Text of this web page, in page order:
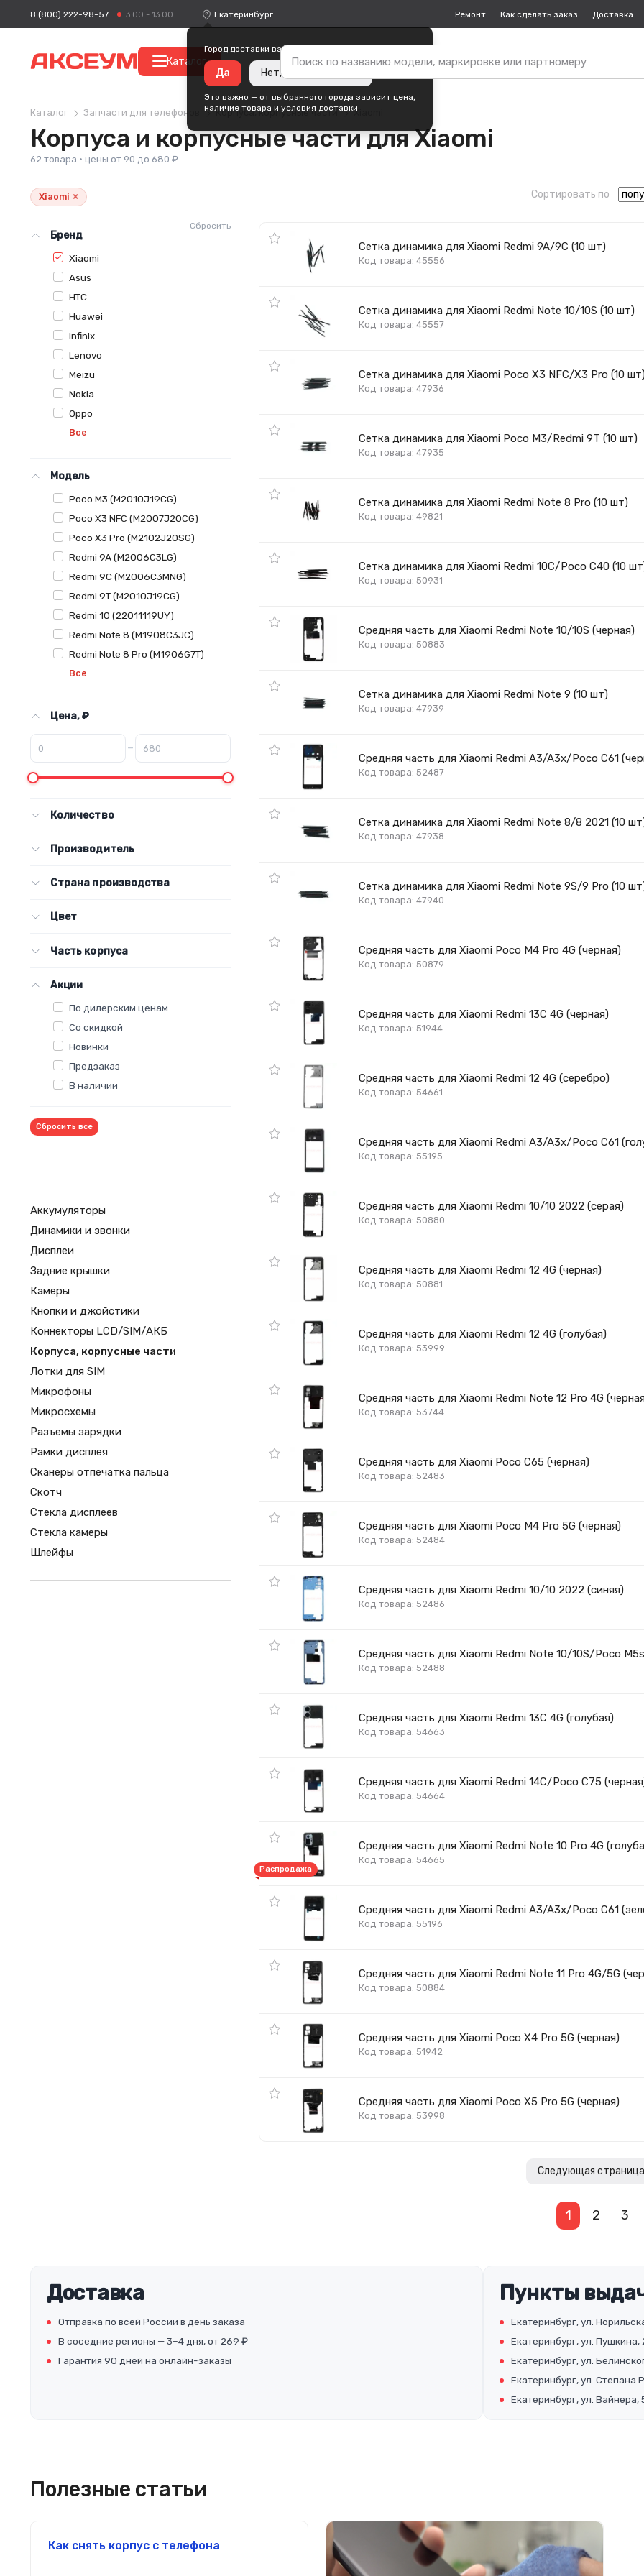
8 (800) 222-98-57 3:00 - 13:00 Екатеринбург
Город доставки ваших покупок —
Да Нет, изменить город
Это важно — от выбранного города зависит цена,
наличие товара и условия доставки
Ремонт Как сделать заказ Доставка
Каталог
Каталог Запчасти для телефонов Корпуса, корпусные части Xiaomi
Корпуса и корпусные части для Xiaomi
62 товара · цены от 90 до 680 ₽
Xiaomi ×
Сбросить
Бренд
Xiaomi
Asus
HTC
Huawei
Infinix
Lenovo
Meizu
Nokia
Oppo
Все
Модель
Poco M3 (M2010J19CG)
Poco X3 NFC (M2007J20CG)
Poco X3 Pro (M2102J20SG)
Redmi 9A (M2006C3LG)
Redmi 9C (M2006C3MNG)
Redmi 9T (M2010J19CG)
Redmi 10 (22011119UY)
Redmi Note 8 (M1908C3JC)
Redmi Note 8 Pro (M1906G7T)
Все
Цена, ₽
–
Количество
Производитель
Страна производства
Цвет
Часть корпуса
Акции
По дилерским ценам
Со скидкой
Новинки
Предзаказ
В наличии
Сбросить все
Аккумуляторы
Динамики и звонки
Дисплеи
Задние крышки
Камеры
Кнопки и джойстики
Коннекторы LCD/SIM/АКБ
Корпуса, корпусные части
Лотки для SIM
Микрофоны
Микросхемы
Разъемы зарядки
Рамки дисплея
Сканеры отпечатка пальца
Скотч
Стекла дисплеев
Стекла камеры
Шлейфы
Сортировать по
Сетка динамика для Xiaomi Redmi 9A/9C (10 шт)
Код товара: 45556
Сетка динамика для Xiaomi Redmi Note 10/10S (10 шт)
Код товара: 45557
Сетка динамика для Xiaomi Poco X3 NFC/X3 Pro (10
Код товара: 47936
Сетка динамика для Xiaomi Poco M3/Redmi 9T (10 шт)
Код товара: 47935
Сетка динамика для Xiaomi Redmi Note 8 Pro (10 шт)
Код товара: 49821
Сетка динамика для Xiaomi Redmi 10C/Poco C40 (10
Код товара: 50931
Средняя часть для Xiaomi Redmi Note 10/10S (черная)
Код товара: 50883
Сетка динамика для Xiaomi Redmi Note 9 (10 шт)
Код товара: 47939
Средняя часть для Xiaomi Redmi A3/A3x/Poco C61
Код товара: 52487
Сетка динамика для Xiaomi Redmi Note 8/8 2021 (10
Код товара: 47938
Сетка динамика для Xiaomi Redmi Note 9S/9 Pro (10
Код товара: 47940
Средняя часть для Xiaomi Poco M4 Pro 4G (черная)
Код товара: 50879
Средняя часть для Xiaomi Redmi 13C 4G (черная)
Код товара: 51944
Средняя часть для Xiaomi Redmi 12 4G (серебро)
Код товара: 54661
Средняя часть для Xiaomi Redmi A3/A3x/Poco C61
Код товара: 55195
Средняя часть для Xiaomi Redmi 10/10 2022 (серая)
Код товара: 50880
Средняя часть для Xiaomi Redmi 12 4G (черная)
Код товара: 50881
Средняя часть для Xiaomi Redmi 12 4G (голубая)
Код товара: 53999
Средняя часть для Xiaomi Redmi Note 12 Pro 4G
Код товара: 53744
Средняя часть для Xiaomi Poco C65 (черная)
Код товара: 52483
Средняя часть для Xiaomi Poco M4 Pro 5G (черная)
Код товара: 52484
Средняя часть для Xiaomi Redmi 10/10 2022 (синяя)
Код товара: 52486
Средняя часть для Xiaomi Redmi Note 10/10S/Poco
Код товара: 52488
Средняя часть для Xiaomi Redmi 13C 4G (голубая)
Код товара: 54663
Средняя часть для Xiaomi Redmi 14C/Poco C75
Код товара: 54664
Средняя часть для Xiaomi Redmi Note 10 Pro 4G
Код товара: 54665
Распродажа
Средняя часть для Xiaomi Redmi A3/A3x/Poco C61
Код товара: 55196
Средняя часть для Xiaomi Redmi Note 11 Pro 4G/5G
Код товара: 50884
Средняя часть для Xiaomi Poco X4 Pro 5G (черная)
Код товара: 51942
Средняя часть для Xiaomi Poco X5 Pro 5G (черная)
Код товара: 53998
Следующая
1 2 3
Доставка
Отправка по всей России в день заказа
В соседние регионы — 3–4 дня, от 269 ₽
Гарантия 90 дней на онлайн-заказы
Пункты
Екатеринбург, ул.
Екатеринбург, ул. Пушкина,
Екатеринбург, ул.
Екатеринбург, ул. Степана
Екатеринбург, ул. Вайнера,
Полезные статьи
Как снять корпус с телефона